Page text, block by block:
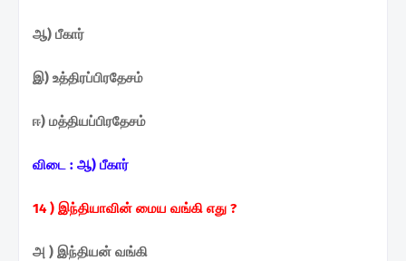
ஆ) பீகார்
இ) உத்திரப்பிரதேசம்
ஈ) மத்தியப்பிரதேசம்
விடை : ஆ) பீகார்
14 ) இந்தியாவின் மைய வங்கி எது ?
அ ) இந்தியன் வங்கி